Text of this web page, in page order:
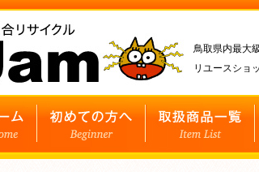
鳥取県内最大
リユースショ